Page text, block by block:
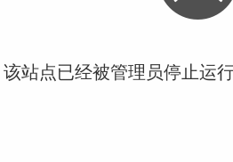
站点已经被管理员停止运